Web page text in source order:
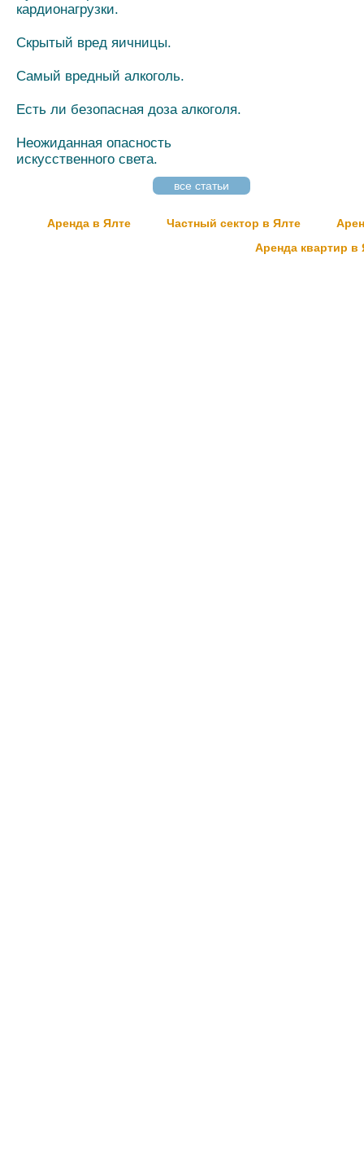
кардионагрузки.
Скрытый вред яичницы.
Самый вредный алкоголь.
Есть ли безопасная доза алкоголя.
Неожиданная опасность
искусственного света.
все статьи
Аренда в Ялте Частный сектор в Ялте
Аренда квартир в